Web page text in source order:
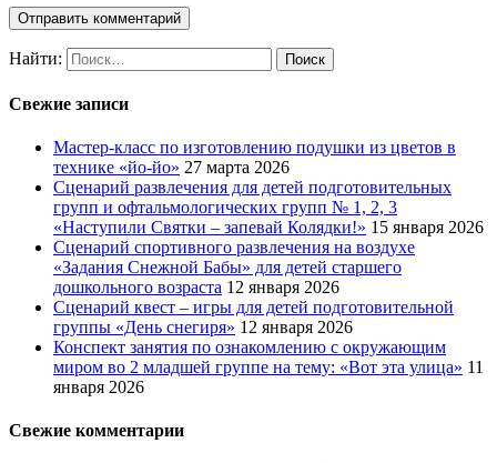
Найти:
Свежие записи
Мастер-класс по изготовлению подушки из цветов в
технике «йо-йо» 27 марта 2026
Сценарий развлечения для детей подготовительных
групп и офтальмологических групп № 1, 2, 3
«Наступили Святки – запевай Колядки!» 15 января 2026
Сценарий спортивного развлечения на воздухе
«Задания Снежной Бабы» для детей старшего
дошкольного возраста 12 января 2026
Сценарий квест – игры для детей подготовительной
группы «День снегиря» 12 января 2026
Конспект занятия по ознакомлению с окружающим
миром во 2 младшей группе на тему: «Вот эта улица» 11
января 2026
Свежие комментарии